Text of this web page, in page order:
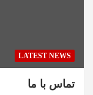
LATEST NEWS
تماس با ما